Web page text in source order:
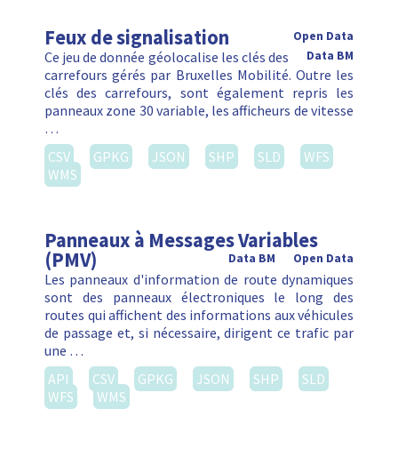
Feux de signalisation
Open Data
Data BM
Ce jeu de donnée géolocalise les clés des
carrefours gérés par Bruxelles Mobilité. Outre les
clés des carrefours, sont également repris les
panneaux zone 30 variable, les afficheurs de vitesse
…
CSV
GPKG JSON SHP SLD
WFS
WMS
Panneaux à Messages Variables
(PMV) Open Data
Data BM
Les panneaux d'information de route dynamiques
sont des panneaux électroniques le long des
routes qui affichent des informations aux véhicules
de passage et, si nécessaire, dirigent ce trafic par
une …
API
CSV GPKG JSON SHP
SLD
WFS
WMS